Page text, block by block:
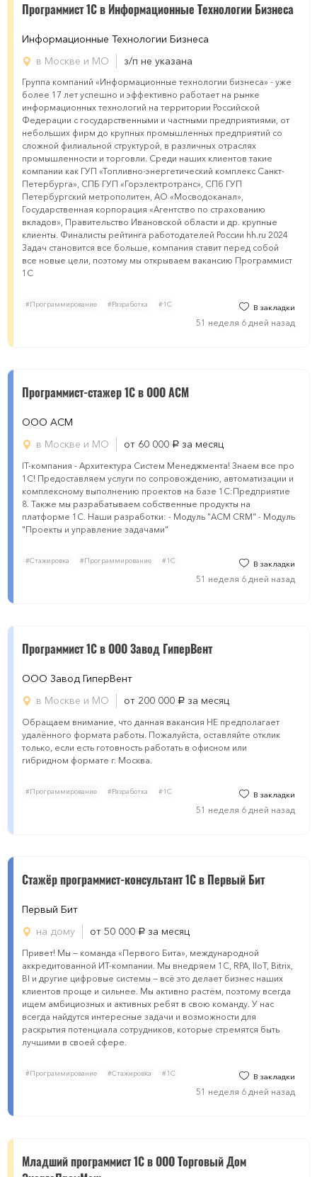
Программист 1C в Информационные Технологии Бизнеса
Информационные Технологии Бизнеса
в Москве и МО
з/п не указана
Группа компаний «Информационные технологии бизнеса» - уже
более 17 лет успешно и эффективно работает на рынке
информационных технологий на территории Российской
Федерации с государственными и частными предприятиями, от
небольших фирм до крупных промышленных предприятий со
сложной филиальной структурой, в различных отраслях
промышленности и торговли. Среди наших клиентов такие
компании как ГУП «Топливно-энергетический комплекс Санкт-
Петербурга», СПБ ГУП «Горэлектротранс», СПб ГУП
Петербургский метрополитен, АО «Мосводоканал»,
Государственная корпорация «Агентство по страхованию
вкладов», Правительство Ивановской области и др. крупные
клиенты. Финалисты рейтинга работодателей России hh.ru 2024
Задач становится все больше, компания ставит перед собой
все новые цели, поэтому мы открываем вакансию Программист
1С
#Программирование #Разработка #1С В закладки
51 неделя 6 дней назад
Программист-стажер 1С в ООО АСМ
ООО АСМ
в Москве и МО
от 60 000 руб. за месяц
IT-компания - Архитектура Систем Менеджмента! Знаем все про
1С! Предоставляем услуги по сопровождению, автоматизации и
комплексному выполнению проектов на базе 1С:Предприятие
8. Также мы разрабатываем собственные продукты на
платформе 1С. Наши разработки: - Модуль "АСМ CRM" - Модуль
"Проекты и управление задачами"
#Стажировка #Программирование #1С В закладки
51 неделя 6 дней назад
Программист 1С в ООО Завод ГиперВент
ООО Завод ГиперВент
в Москве и МО
от 200 000 руб. за месяц
Обращаем внимание, что данная вакансия НЕ предполагает
удалённого формата работы. Пожалуйста, оставляйте отклик
только, если есть готовность работать в офисном или
гибридном формате г. Москва.
#Программирование #Разработка #1С В закладки
51 неделя 6 дней назад
Стажёр программист-консультант 1С в Первый Бит
Первый Бит
на дому
от 50 000 руб. за месяц
Привет! Мы — команда «Первого Бита», международной
аккредитованной ИТ-компании. Мы внедряем 1С, RPA, IIoT, Bitrix,
BI и другие цифровые системы — всё это делает бизнес наших
клиентов проще и сильнее. Мы активно растём, поэтому всегда
ищем амбициозных и активных ребят в свою команду. У нас
всегда найдутся интересные задачи и возможности для
раскрытия потенциала сотрудников, которые стремятся быть
лучшими в своей сфере.
#Программирование #Стажировка #1С В закладки
51 неделя 6 дней назад
Младший программист 1C в ООО Торговый Дом